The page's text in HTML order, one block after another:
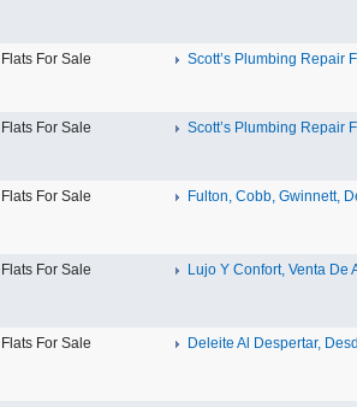
Flats For Sale Scott’s Plumbing Repair
Flats For Sale Scott’s Plumbing Repair
Flats For Sale Fulton, Cobb, Gwinnett,
Flats For Sale Lujo Y Confort, Venta De
Flats For Sale Deleite Al Despertar,